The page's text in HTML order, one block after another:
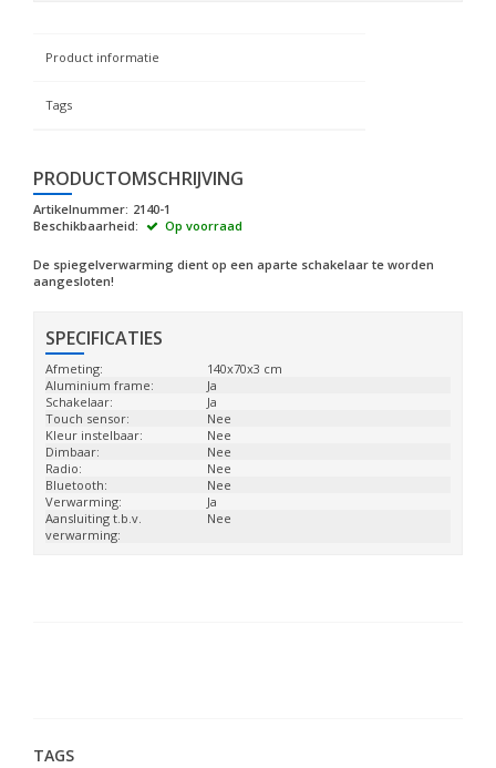
Product informatie
Tags
PRODUCTOMSCHRIJVING
Artikelnummer: 2140-1
Beschikbaarheid:
Op voorraad
De spiegelverwarming dient op een aparte schakelaar te worden
aangesloten!
SPECIFICATIES
Afmeting:
140x70x3 cm
Aluminium frame:
Ja
Schakelaar:
Ja
Touch sensor:
Nee
Kleur instelbaar:
Nee
Dimbaar:
Nee
Radio:
Nee
Bluetooth:
Nee
Verwarming:
Ja
Aansluiting t.b.v.
verwarming:
Nee
TAGS